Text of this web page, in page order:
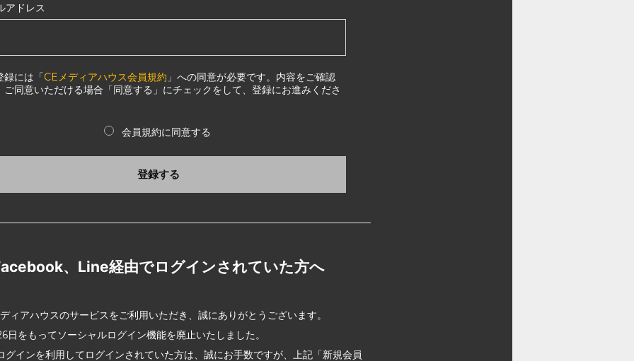
アドレス
録には「CEメディアハウス会員規約 」への同意が必要です。内容をご確認
ご同意いただける場合「同意する」にチェックをして、登録にお進みくださ
会員規約に同意する
登録する
、Line経由でログインされていた方へ
ィアハウスのサービスをご利用いただき、誠にありがとうございます。
日をもってソーシャルログイン機能を廃止いたしました。
グインを利用してログインされていた方は、誠にお手数ですが、上記「新規会員